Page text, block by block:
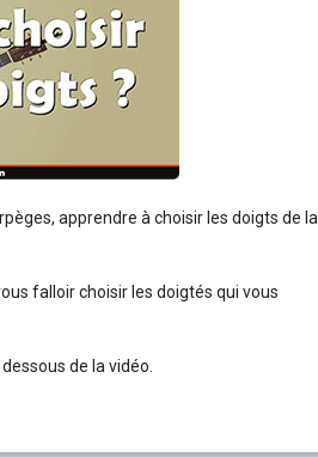
apprendre à choisir les doigts de la
falloir choisir les doigtés qui vous
de la vidéo.